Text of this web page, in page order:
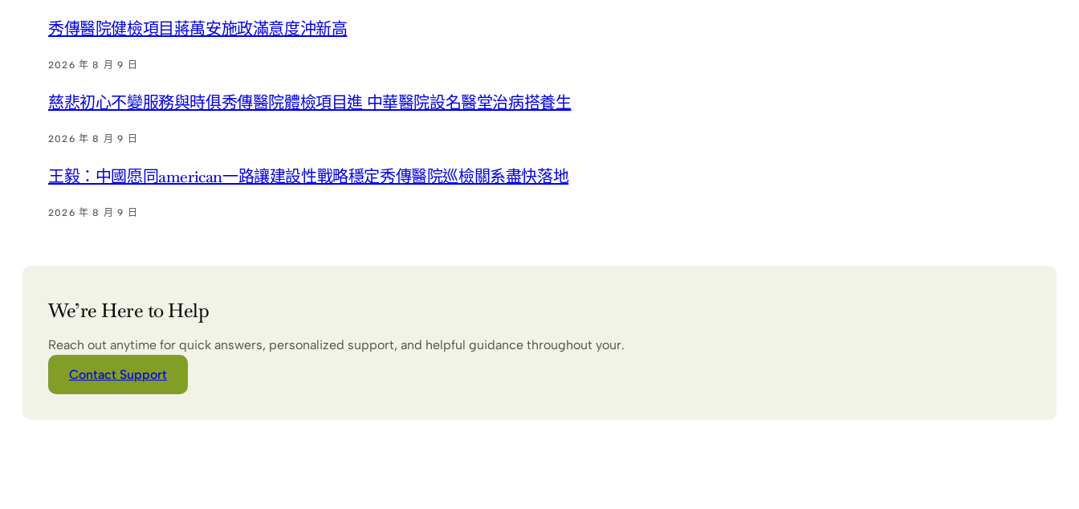
秀傳醫院健檢項目蔣萬安施政滿意度沖新高
2026 年 8 月 9 日
慈悲初心不變服務與時俱秀傳醫院體檢項目進 中華醫院設名醫堂治病搭養生
2026 年 8 月 9 日
王毅：中國愿同american一路讓建設性戰略穩定秀傳醫院巡檢關系盡快落地
2026 年 8 月 9 日
We’re Here to Help
Reach out anytime for quick answers, personalized support, and helpful guidance throughout your.
Contact Support